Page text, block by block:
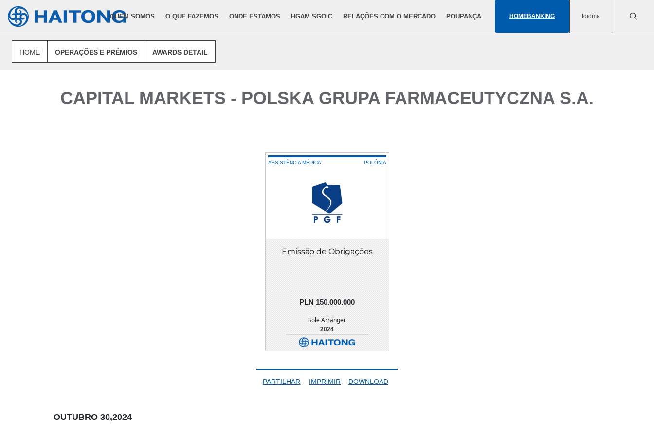
O conteúdo atual não existe no idioma que selecionou.
QUEM SOMOS O QUE FAZEMOS ONDE ESTAMOS HGAM SGOIC RELAÇÕES COM O MERCADO POUPANÇA HOMEBANKING Idioma
HOME OPERAÇÕES E PRÉMIOS AWARDS DETAIL
CAPITAL MARKETS - POLSKA GRUPA FARMACEUTYCZNA S.A.
ASSISTÊNCIA MÉDICA POLÓNIA
Emissão de Obrigações
PLN 150.000.000
Sole Arranger
2024
DETALHE DOWNLOAD
PARTILHAR IMPRIMIR DOWNLOAD
OUTUBRO 30,2024